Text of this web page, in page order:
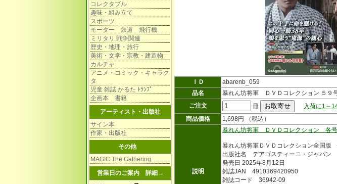
コレクタブル
趣味・組み立て
スポーツ
モーター 鉄道 飛行機
ミリタリ 戦争関連
歴史・地理・旅行
美術・文学・宗教・建造物
カルチャ
アニメ・コミック・キャラク
タ
児童 雑誌 かるた ﾄﾗﾝﾌﾟ
企画本 書籍
アーティスト・出版社
サイン本
作家・出版社
その他
MAGIC The Gathering
営業日のご案内 詳細→
ＩＤ
abarenb_059
品名
暴れん坊将軍 ＤＶＤコレクション ５９
ご注文
冊
入荷に1～
商品価格
1,698円 （税込）
説明
暴れん坊将軍 ＤＶＤコレクション 各
暴れん坊将軍ＤＶＤコレクション全国版
出版社名 デアゴスティーニ・ジャパン
発売日 2025年8月12日
雑誌JAN 4910369420950
雑誌コード 36942-09